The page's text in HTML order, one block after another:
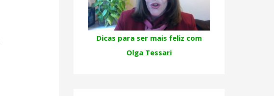
Dicas para ser mais feliz com
Olga Tessari